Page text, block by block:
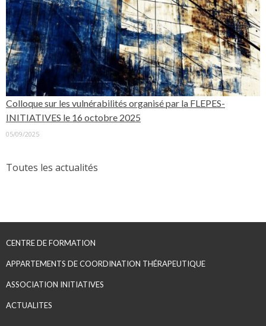
Colloque sur les vulnérabilités organisé par la FLEPES-
INITIATIVES le 16 octobre 2025
05/09/2025
Toutes les actualités
CENTRE DE FORMATION
APPARTEMENTS DE COORDINATION THÉRAPEUTIQUE
ASSOCIATION INITIATIVES
ACTUALITES